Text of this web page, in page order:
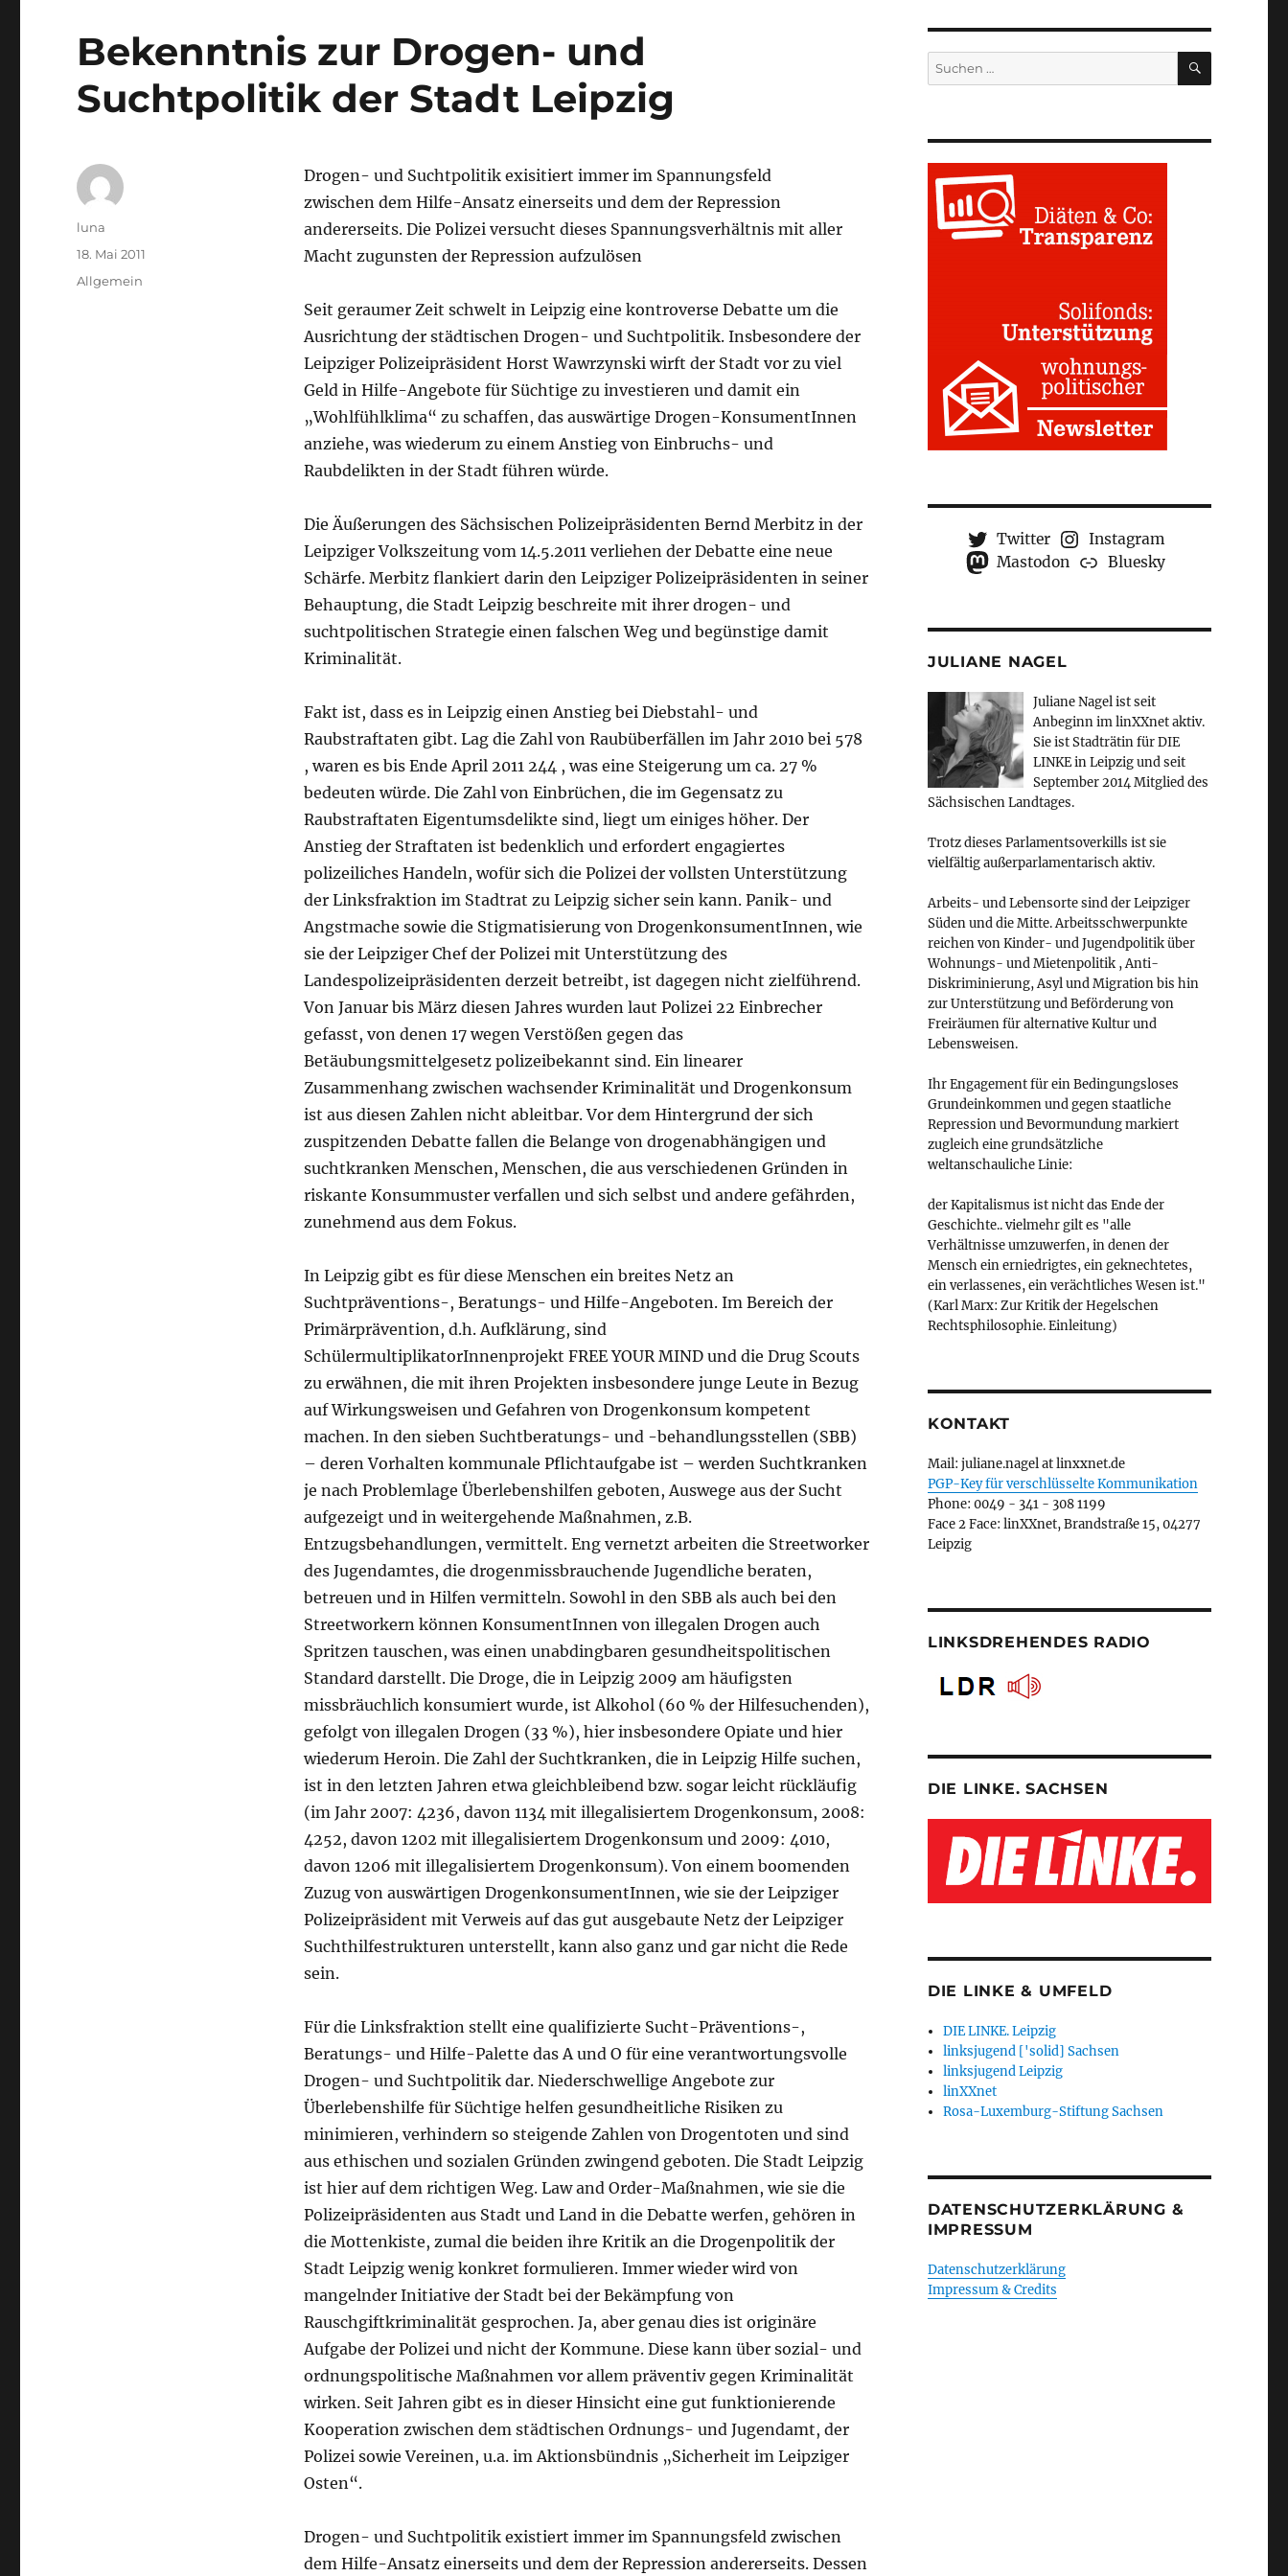
Bekenntnis zur Drogen- und
Suchtpolitik der Stadt Leipzig
Drogen- und Suchtpolitik exisitiert immer im Spannungsfeld
zwischen dem Hilfe-Ansatz einerseits und dem der Repression
andererseits. Die Polizei versucht dieses Spannungsverhältnis mit aller
Macht zugunsten der Repression aufzulösen
Seit geraumer Zeit schwelt in Leipzig eine kontroverse Debatte um die
Ausrichtung der städtischen Drogen- und Suchtpolitik. Insbesondere der
Leipziger Polizeipräsident Horst Wawrzynski wirft der Stadt vor zu viel
Geld in Hilfe-Angebote für Süchtige zu investieren und damit ein
„Wohlfühlklima“ zu schaffen, das auswärtige Drogen-KonsumentInnen
anziehe, was wiederum zu einem Anstieg von Einbruchs- und
Raubdelikten in der Stadt führen würde.
Die Äußerungen des Sächsischen Polizeipräsidenten Bernd Merbitz in der
Leipziger Volkszeitung vom 14.5.2011 verliehen der Debatte eine neue
Schärfe. Merbitz flankiert darin den Leipziger Polizeipräsidenten in seiner
Behauptung, die Stadt Leipzig beschreite mit ihrer drogen- und
suchtpolitischen Strategie einen falschen Weg und begünstige damit
Kriminalität.
Fakt ist, dass es in Leipzig einen Anstieg bei Diebstahl- und
Raubstraftaten gibt. Lag die Zahl von Raubüberfällen im Jahr 2010 bei 578
, waren es bis Ende April 2011 244 , was eine Steigerung um ca. 27 %
bedeuten würde. Die Zahl von Einbrüchen, die im Gegensatz zu
Raubstraftaten Eigentumsdelikte sind, liegt um einiges höher. Der
Anstieg der Straftaten ist bedenklich und erfordert engagiertes
polizeiliches Handeln, wofür sich die Polizei der vollsten Unterstützung
der Linksfraktion im Stadtrat zu Leipzig sicher sein kann. Panik- und
Angstmache sowie die Stigmatisierung von DrogenkonsumentInnen, wie
sie der Leipziger Chef der Polizei mit Unterstützung des
Landespolizeipräsidenten derzeit betreibt, ist dagegen nicht zielführend.
Von Januar bis März diesen Jahres wurden laut Polizei 22 Einbrecher
gefasst, von denen 17 wegen Verstößen gegen das
Betäubungsmittelgesetz polizeibekannt sind. Ein linearer
Zusammenhang zwischen wachsender Kriminalität und Drogenkonsum
ist aus diesen Zahlen nicht ableitbar. Vor dem Hintergrund der sich
zuspitzenden Debatte fallen die Belange von drogenabhängigen und
suchtkranken Menschen, Menschen, die aus verschiedenen Gründen in
riskante Konsummuster verfallen und sich selbst und andere gefährden,
zunehmend aus dem Fokus.
In Leipzig gibt es für diese Menschen ein breites Netz an
Suchtpräventions-, Beratungs- und Hilfe-Angeboten. Im Bereich der
Primärprävention, d.h. Aufklärung, sind
SchülermultiplikatorInnenprojekt FREE YOUR MIND und die Drug Scouts
zu erwähnen, die mit ihren Projekten insbesondere junge Leute in Bezug
auf Wirkungsweisen und Gefahren von Drogenkonsum kompetent
machen. In den sieben Suchtberatungs- und -behandlungsstellen (SBB)
– deren Vorhalten kommunale Pflichtaufgabe ist – werden Suchtkranken
je nach Problemlage Überlebenshilfen geboten, Auswege aus der Sucht
aufgezeigt und in weitergehende Maßnahmen, z.B.
Entzugsbehandlungen, vermittelt. Eng vernetzt arbeiten die Streetworker
des Jugendamtes, die drogenmissbrauchende Jugendliche beraten,
betreuen und in Hilfen vermitteln. Sowohl in den SBB als auch bei den
Streetworkern können KonsumentInnen von illegalen Drogen auch
Spritzen tauschen, was einen unabdingbaren gesundheitspolitischen
Standard darstellt. Die Droge, die in Leipzig 2009 am häufigsten
missbräuchlich konsumiert wurde, ist Alkohol (60 % der Hilfesuchenden),
gefolgt von illegalen Drogen (33 %), hier insbesondere Opiate und hier
wiederum Heroin. Die Zahl der Suchtkranken, die in Leipzig Hilfe suchen,
ist in den letzten Jahren etwa gleichbleibend bzw. sogar leicht rückläufig
(im Jahr 2007: 4236, davon 1134 mit illegalisiertem Drogenkonsum, 2008:
4252, davon 1202 mit illegalisiertem Drogenkonsum und 2009: 4010,
davon 1206 mit illegalisiertem Drogenkonsum). Von einem boomenden
Zuzug von auswärtigen DrogenkonsumentInnen, wie sie der Leipziger
Polizeipräsident mit Verweis auf das gut ausgebaute Netz der Leipziger
Suchthilfestrukturen unterstellt, kann also ganz und gar nicht die Rede
sein.
Für die Linksfraktion stellt eine qualifizierte Sucht-Präventions-,
Beratungs- und Hilfe-Palette das A und O für eine verantwortungsvolle
Drogen- und Suchtpolitik dar. Niederschwellige Angebote zur
Überlebenshilfe für Süchtige helfen gesundheitliche Risiken zu
minimieren, verhindern so steigende Zahlen von Drogentoten und sind
aus ethischen und sozialen Gründen zwingend geboten. Die Stadt Leipzig
ist hier auf dem richtigen Weg. Law and Order-Maßnahmen, wie sie die
Polizeipräsidenten aus Stadt und Land in die Debatte werfen, gehören in
die Mottenkiste, zumal die beiden ihre Kritik an die Drogenpolitik der
Stadt Leipzig wenig konkret formulieren. Immer wieder wird von
mangelnder Initiative der Stadt bei der Bekämpfung von
Rauschgiftkriminalität gesprochen. Ja, aber genau dies ist originäre
Aufgabe der Polizei und nicht der Kommune. Diese kann über sozial- und
ordnungspolitische Maßnahmen vor allem präventiv gegen Kriminalität
wirken. Seit Jahren gibt es in dieser Hinsicht eine gut funktionierende
Kooperation zwischen dem städtischen Ordnungs- und Jugendamt, der
Polizei sowie Vereinen, u.a. im Aktionsbündnis „Sicherheit im Leipziger
Osten“.
Drogen- und Suchtpolitik existiert immer im Spannungsfeld zwischen
dem Hilfe-Ansatz einerseits und dem der Repression andererseits. Dessen
Autor
luna
Veröffentlicht
am
18. Mai 2011
Kategorien
Allgemein
Suchen
nach:
SUCHEN
Twitter
Instagram
Mastodon
Bluesky
JULIANE NAGEL
Juliane Nagel ist seit
Anbeginnim linXXnet aktiv.
Sie ist Stadträtin für DIE
LINKE in Leipzig und seit
September 2014 Mitglied des
Sächsischen Landtages.
Trotz dieses Parlamentsoverkills ist sie
vielfältig außerparlamentarisch aktiv.
Arbeits- und Lebensorte sind der Leipziger
Süden und die Mitte. Arbeitsschwerpunkte
reichen von Kinder- und Jugendpolitik über
Wohnungs- und Mietenpolitik , Anti-
Diskriminierung, Asyl und Migration bis hin
zur Unterstützung und Beförderung von
Freiräumen für alternative Kultur und
Lebensweisen.
Ihr Engagement für ein Bedingungsloses
Grundeinkommen und gegen staatliche
Repression und Bevormundung markiert
zugleich eine grundsätzliche
weltanschauliche Linie:
der Kapitalismus ist nicht das Ende der
Geschichte.. vielmehr gilt es "alle
Verhältnisse umzuwerfen, in denen der
Mensch ein erniedrigtes, ein geknechtetes,
ein verlassenes, ein verächtliches Wesen ist."
(Karl Marx: Zur Kritik der Hegelschen
Rechtsphilosophie. Einleitung)
KONTAKT
Mail: juliane.nagel at linxxnet.de
PGP-Key für verschlüsselte Kommunikation
Phone: 0049 - 341 - 308 1199
Face 2 Face: linXXnet, Brandstraße 15, 04277
Leipzig
LINKSDREHENDES RADIO
DIE LINKE. SACHSEN
DIE LINKE & UMFELD
DIE LINKE. Leipzig
linksjugend ['solid] Sachsen
linksjugend Leipzig
linXXnet
Rosa-Luxemburg-Stiftung Sachsen
DATENSCHUTZERKLÄRUNG &
IMPRESSUM
Datenschutzerklärung
Impressum & Credits